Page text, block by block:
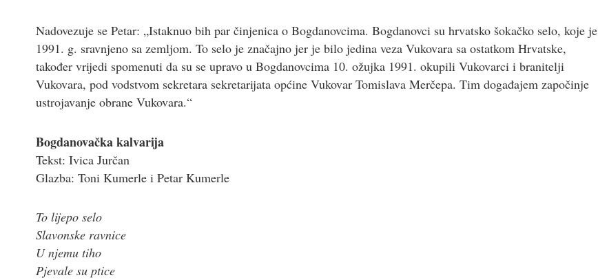
Nadovezuje se Petar: „Istaknuo bih par činjenica o Bogdanovcima. Bogdanovci su hrvatsko šokačko selo, koje je
1991. g. sravnjeno sa zemljom. To selo je značajno jer je bilo jedina veza Vukovara sa ostatkom Hrvatske,
također vrijedi spomenuti da su se upravo u Bogdanovcima 10. ožujka 1991. okupili Vukovarci i branitelji
Vukovara, pod vodstvom sekretara sekretarijata općine Vukovar Tomislava Merčepa. Tim događajem započinje
ustrojavanje obrane Vukovara.“
Bogdanovačka kalvarija
Tekst: Ivica Jurčan
Glazba: Toni Kumerle i Petar Kumerle
To lijepo selo
Slavonske ravnice
U njemu tiho
Pjevale su ptice